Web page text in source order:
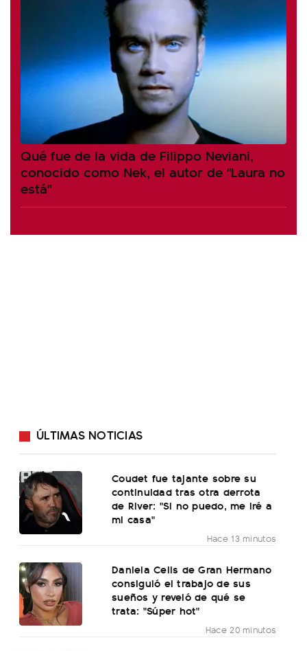
Qué fue de la vida de Filippo Neviani,
conocido como Nek, el autor de "Laura no
está"
ÚLTIMAS NOTICIAS
Coudet fue tajante sobre su
continuidad tras otra derrota
de River: "Si no puedo, me iré a
mi casa"
Hace 13 minutos
Daniela Celis de Gran Hermano
consiguió el trabajo de sus
sueños y reveló de qué se
trata: "Súper hot"
Hace 20 minutos